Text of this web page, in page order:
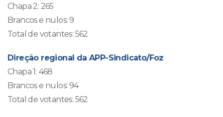
Chapa 2: 265
Brancos e nulos: 9
Total de votantes: 562
Direção regional da APP-Sindicato/Foz
Chapa 1: 468
Brancos e nulos: 94
Total de votantes: 562